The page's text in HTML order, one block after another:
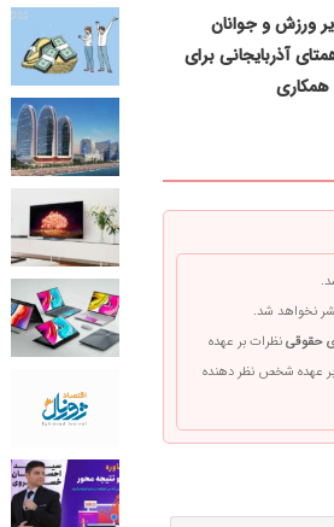
ورزش و جوانان
آذربایجانی برای
نخواهد شد.
حقوقینظرات بر عهده
عهده شخص نظر دهنده